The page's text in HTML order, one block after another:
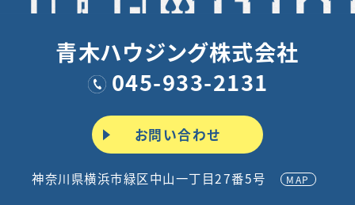
青木ハウジング株式会社
045-933-2131
お問い合わせ
神奈川県横浜市緑区中山一丁目27番5号 MAP